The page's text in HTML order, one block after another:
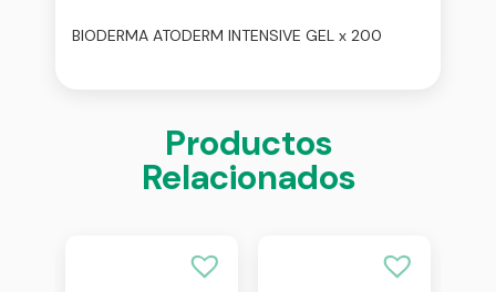
BIODERMA ATODERM INTENSIVE GEL x 200
Productos
Relacionados